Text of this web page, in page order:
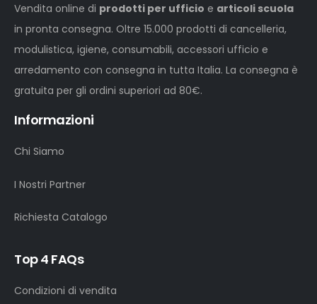
Vendita online di prodotti per ufficio e articoli scuola
in pronta consegna. Oltre 15.000 prodotti di cancelleria,
modulistica, igiene, consumabili, accessori ufficio e
arredamento con consegna in tutta Italia. La consegna è
gratuita per gli ordini superiori ad 80€.
Informazioni
Chi Siamo
I Nostri Partner
Richiesta Catalogo
Top 4 FAQs
Condizioni di vendita